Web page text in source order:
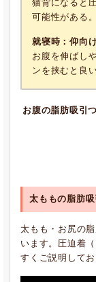
猫背になると
可能性がある。
就寝時：仰向
お腹を伸ばし
ンを挟むと良い
お腹の脂肪吸引
太ももの脂肪
太もも・お尻の
います。圧迫着
すくご説明してお